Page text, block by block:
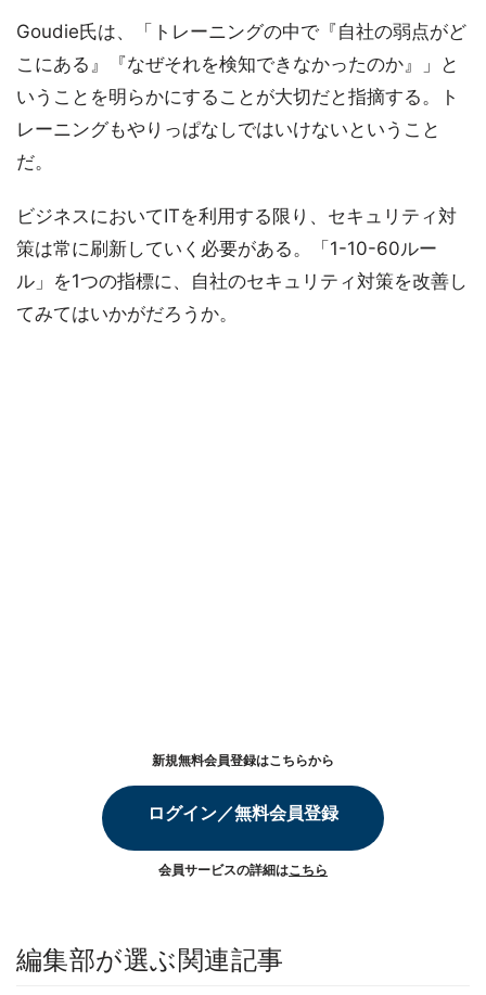
Goudie氏は、「トレーニングの中で『自社の弱点がど
こにある』『なぜそれを検知できなかったのか』」と
いうことを明らかにすることが大切だと指摘する。ト
レーニングもやりっぱなしではいけないということ
だ。
ビジネスにおいてITを利用する限り、セキュリティ対
策は常に刷新していく必要がある。「1-10-60ルー
ル」を1つの指標に、自社のセキュリティ対策を改善し
てみてはいかがだろうか。
新規無料会員登録はこちらから
ログイン／無料会員登録
会員サービスの詳細はこちら
編集部が選ぶ関連記事